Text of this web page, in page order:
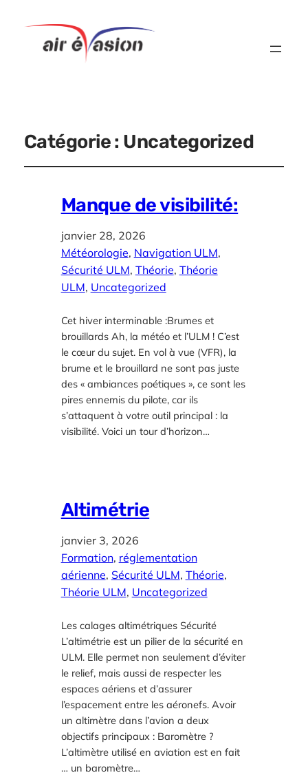
Catégorie : Uncategorized
Manque de visibilité:
janvier 28, 2026
Météorologie, Navigation ULM
Sécurité ULM, Théorie, Théorie
ULM, Uncategorized
Cet hiver interminable :Brumes et
brouillards Ah, la météo et l’ULM ! C’est
le cœur du sujet. En vol à vue (VFR), la
brume et le brouillard ne sont pas juste
des « ambiances poétiques », ce sont les
pires ennemis du pilote, car ils
s’attaquent à votre outil principal : la
visibilité. Voici un tour d’horizon…
Altimétrie
janvier 3, 2026
Formation, réglementation
aérienne, Sécurité ULM, Théorie
Théorie ULM, Uncategorized
Les calages altimétriques Sécurité
L’altimétrie est un pilier de la sécurité en
ULM. Elle permet non seulement d’éviter
le relief, mais aussi de respecter les
espaces aériens et d’assurer
l’espacement entre les aéronefs. Avoir
un altimètre dans l’avion a deux
objectifs principaux : Baromètre ?
L’altimètre utilisé en aviation est en fait
… un baromètre…